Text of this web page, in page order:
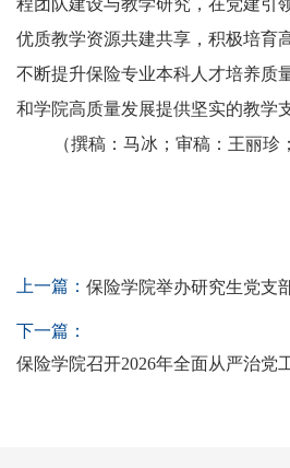
优质教学资源共建共享，积极培育
不断提升保险专业本科人才培养质
和学院高质量发展提供坚实的教学
（撰稿：马冰；审稿：王丽
上一篇： 保险学院举办研究生党支
下一篇：
保险学院召开2026年全面从严治党